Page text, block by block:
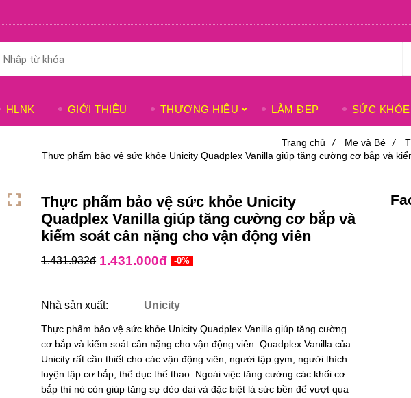
HLNK GIỚI THIỆU THƯƠNG HIỆU LÀM ĐẸP SỨC KHỎE
Trang chủ / Mẹ và Bé /
Thực phẩm bảo vệ sức khỏe Unicity Quadplex Vanilla giúp tăng cường cơ bắp và
Thực phẩm bảo vệ sức khỏe Unicity
Quadplex Vanilla giúp tăng cường cơ bắp và
kiểm soát cân nặng cho vận động viên
1.431.932đ 1.431.000đ -0%
Nhà sản xuất: Unicity
Thực phẩm bảo vệ sức khỏe Unicity Quadplex Vanilla giúp tăng cường
cơ bắp và kiểm soát cân nặng cho vận động viên.Quadplex Vanilla của
Unicity rất cần thiết cho các vận động viên, người tập gym, người thích
luyện tập cơ bắp, thể dục thể thao. Ngoài việc tăng cường các khối cơ
bắp thì nó còn giúp tăng sự dẻo dai và đặc biệt là sức bền để vượt qua